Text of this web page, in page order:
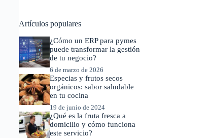
Artículos populares
¿Cómo un ERP para pymes
puede transformar la gestión
de tu negocio?
6 de marzo de 2026
Especias y frutos secos
orgánicos: sabor saludable
en tu cocina
19 de junio de 2024
¿Qué es la fruta fresca a
domicilio y cómo funciona
este servicio?